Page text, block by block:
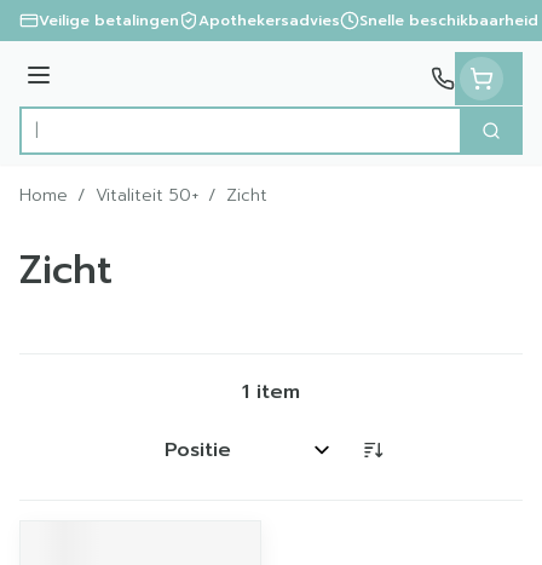
Ga naar de inhoud
Veilige betalingen Apothekersadvies Snelle beschikbaarheid
Menu
Product, merk, categorie...
Zoek
Home / Vitaliteit 50+ / Zicht
Zicht
1 item
Sorteer op: